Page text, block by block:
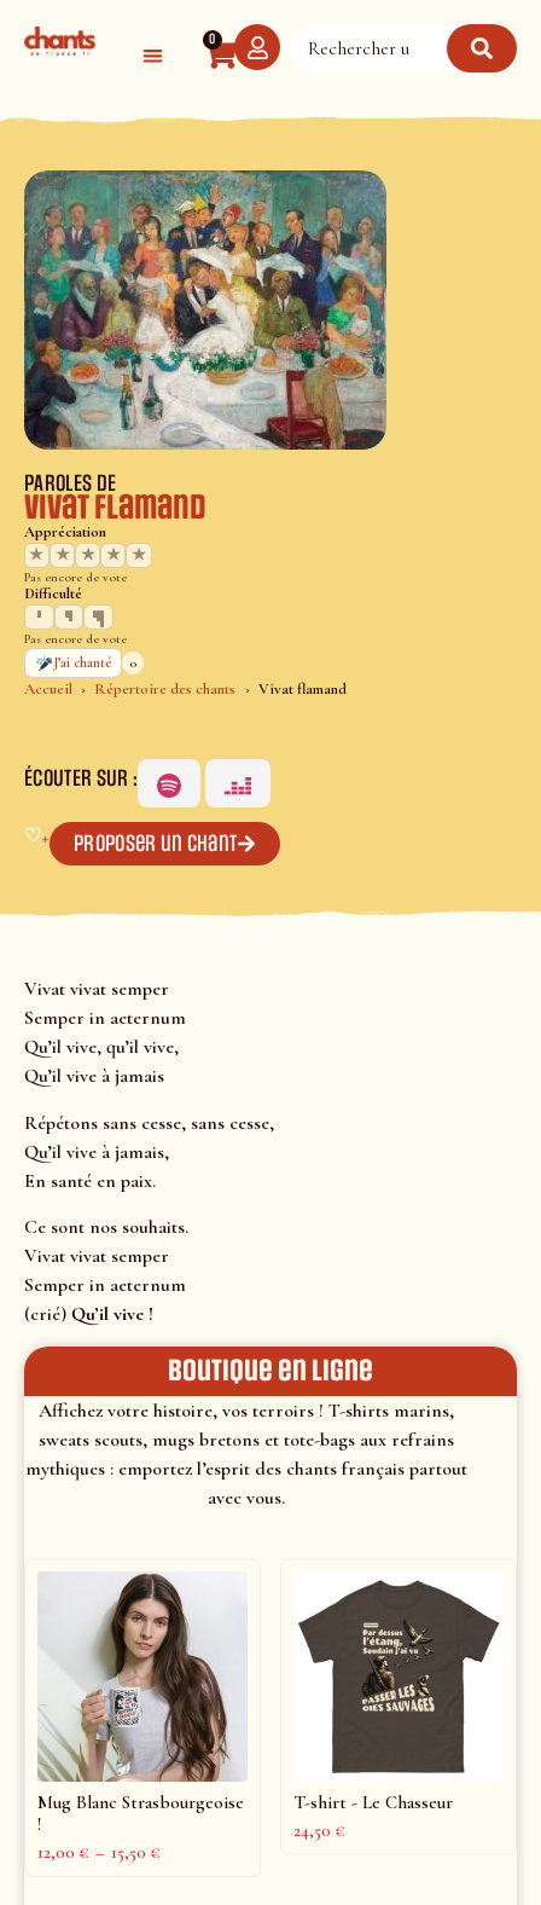
0
Accueil Répertoire des chants Vivat flamand
PAROLES DE
Vivat flamand
Appréciation
★
★ ★ ★ ★
Pas encore de vote
Difficulté
Pas encore de vote
J’ai chanté
0
ÉCOUTER SUR :
♡+ Proposer un chant
Vivat vivat semper
Semper in aeternum
Qu’il vive, qu’il vive,
Qu’il vive à jamais
Répétons sans cesse, sans cesse,
Qu’il vive à jamais,
En santé en paix.
Ce sont nos souhaits.
Vivat vivat semper
Semper in aeternum
(crié) Qu’il vive !
Boutique en ligne
Affichez votre histoire, vos terroirs ! T-shirts marins,
sweats scouts, mugs bretons et tote-bags aux refrains
mythiques : emportez l’esprit des chants français partout
avec vous.
Mug Blanc Strasbourgeoise
!
12,00 € – 15,50 €
T-shirt - Le Chasseur
24,50 €